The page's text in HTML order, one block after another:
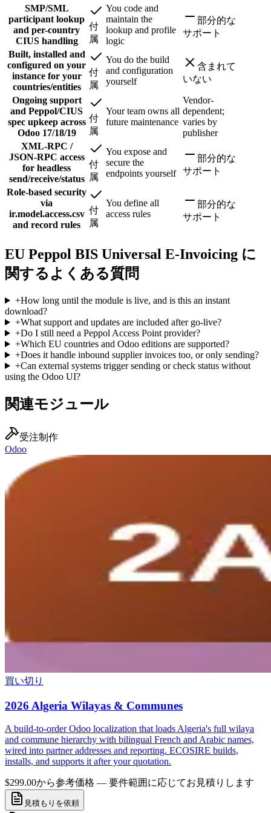
SMP/SML
participant lookup
and per-country
CIUS handling
付
属
You code and
maintain the
lookup and profile
logic
部分的な
サポート
Built, installed and
configured on your
instance for your
countries/entities
付
属
You do the build
and configuration
yourself
含まれて
いない
Ongoing support
and Peppol/CIUS
spec upkeep across
Odoo 17/18/19
付
属
Your team owns all
future maintenance
Vendor-
dependent;
varies by
publisher
XML-RPC /
JSON-RPC access
for headless
send/receive/status
付
属
You expose and
secure the
endpoints yourself
部分的な
サポート
Role-based security
via
ir.model.access.csv
and record rules
付
属
You define all
access rules
部分的な
サポート
EU Peppol BIS Universal E-Invoicing に
関するよくある質問
+How long until the module is live, and is this an instant
download?
+What support and updates are included after go-live?
+Do I still need a Peppol Access Point provider?
+Which EU countries and Odoo editions are supported?
+Does it handle inbound supplier invoices too, or only sending?
+Can external systems trigger sending or check status without
using the Odoo UI?
関連モジュール
受注制作
Odoo
買い切り
2026 Algeria Wilayas & Communes
A build-to-order Odoo localization that loads Algeria's full wilaya
and commune hierarchy with bilingual French and Arabic names,
wired into partner addresses and reporting. ECOSIRE builds,
installs, and supports it after your quotation.
$299.00から参考価格 — 要件範囲に応じてお見積りします
見積もりを依頼